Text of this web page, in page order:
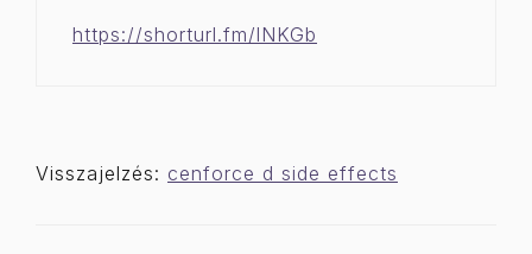
https://shorturl.fm/lNKGb
Visszajelzés: cenforce d side effects